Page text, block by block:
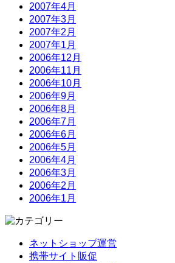
2007年4月
2007年3月
2007年2月
2007年1月
2006年12月
2006年11月
2006年10月
2006年9月
2006年8月
2006年7月
2006年6月
2006年5月
2006年4月
2006年3月
2006年2月
2006年1月
ネットショップ運営
携帯サイト販促